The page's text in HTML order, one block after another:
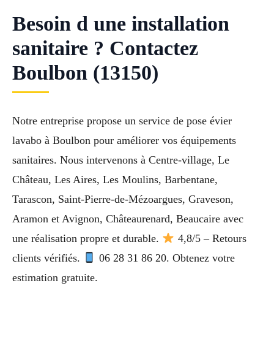
Besoin d une installation
sanitaire ? Contactez
Boulbon (13150)
Notre entreprise propose un service de pose évier
lavabo à Boulbon pour améliorer vos équipements
sanitaires. Nous intervenons à Centre-village, Le
Château, Les Aires, Les Moulins, Barbentane,
Tarascon, Saint-Pierre-de-Mézoargues, Graveson,
Aramon et Avignon, Châteaurenard, Beaucaire avec
une réalisation propre et durable.
4,8/5 – Retours
clients vérifiés.
06 28 31 86 20. Obtenez votre
estimation gratuite.